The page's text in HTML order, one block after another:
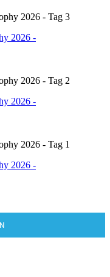
2026 -
2026 -
2026 -